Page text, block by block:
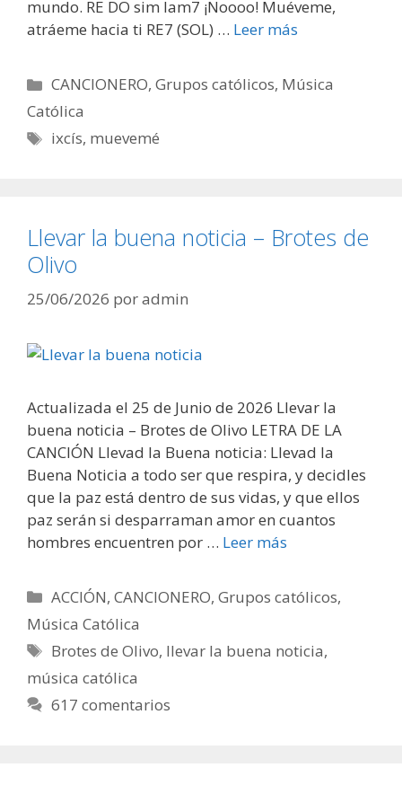
mundo. RE DO sim lam7 ¡Noooo! Muéveme,
atráeme hacia ti RE7 (SOL) … Leer más
Categorías
CANCIONERO,Grupos católicos, Música
Católica
Etiquetas
ixcís, muevemé
Llevar la buena noticia – Brotes de
Olivo
25/06/2026 poradmin
Actualizada el 25 de Junio de 2026 Llevar la
buena noticia – Brotes de Olivo LETRA DE LA
CANCIÓN Llevad la Buena noticia: Llevad la
Buena Noticia a todo ser que respira, y decidles
que la paz está dentro de sus vidas, y que ellos
paz serán si desparraman amor en cuantos
hombres encuentren por … Leer más
Categorías
ACCIÓN,CANCIONERO,Grupos católicos,
Música Católica
Etiquetas
Brotes de Olivo, llevar la buena noticia,
música católica
617 comentarios